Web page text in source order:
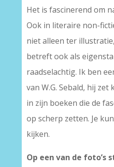
Het is fascinerend om
Ook in literaire non-
niet alleen ter
betreft ook als
raadselachtig. Ik ben
van W.G. Sebald, hij zet
in zijn boeken die de
op scherp zetten. Je
kijken.
Op een van de foto’s